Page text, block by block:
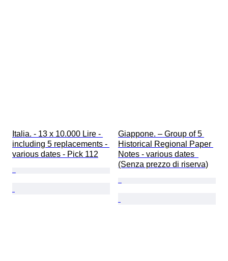
Italia. - 13 x 10.000 Lire -
including 5 replacements -
various dates - Pick 112
Giappone. – Group of 5
Historical Regional Paper
Notes - various dates
(Senza prezzo di riserva)